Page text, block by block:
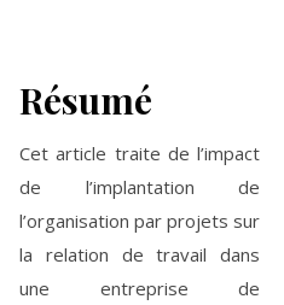
Résumé
Cet article traite de l’impact
de l’implantation de
l’organisation par projets sur
la relation de travail dans
une entreprise de